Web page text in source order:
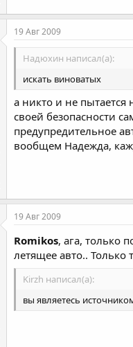
19 Авг 2009
Надюхин написал(а):
искать виноватых
а никто и не
своей безопасности
предупредительное
вообщем Надежда,
19 Авг 2009
Romikos, ага, только
летящее авто..
Kirzh написал(а):
вы являетесь